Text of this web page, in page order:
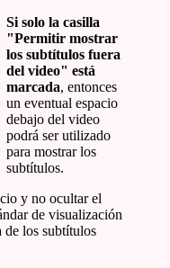
Si solo la casilla
"Permitir mostrar
los subtítulos fuera
del video" está
marcada, entonces
un eventual espacio
debajo del video
podrá ser utilizado
para mostrar los
subtítulos.
y no ocultar el
de visualización
los subtítulos